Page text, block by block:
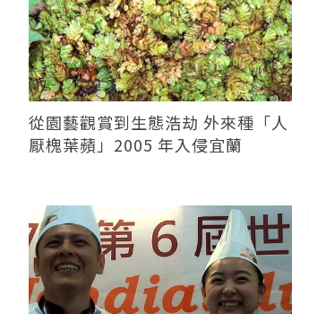
從園藝觀賞到生態浩劫 外來種「人
厭槐葉蘋」2005 年入侵宜蘭